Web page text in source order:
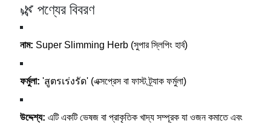
🌿 পণ্যের বিবরণ
নাম: Super Slimming Herb (সুপার স্লিপিং হার্ব)
ফর্মুলা: 'สูตรเร่งรัด' (এক্সপ্রেস বা ফাস্ট ট্র্যাক ফর্মুলা)
উদ্দেশ্য: এটি একটি ভেষজ বা প্রাকৃতিক খাদ্য সম্পূরক যা ওজন কমাতে এবং